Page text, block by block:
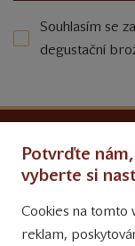
Souhlasím se
degustační
Obchodní podmínky
Přinášíme vám
tipy na Facebooku
Potvrďte
vyberte si
Cookies na tomto
reklam,